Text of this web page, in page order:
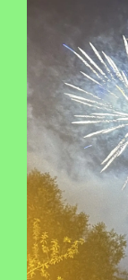
Besonders der
heißen
Familien.
beliebten TV-
austoben und